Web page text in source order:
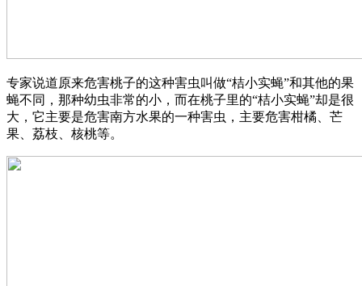
专家说道原来危害桃子的这种害虫叫做“桔小实蝇”和其他的果
蝇不同，那种幼虫非常的小，而在桃子里的“桔小实蝇”却是很
大，它主要是危害南方水果的一种害虫，主要危害柑橘、芒
果、荔枝、核桃等。